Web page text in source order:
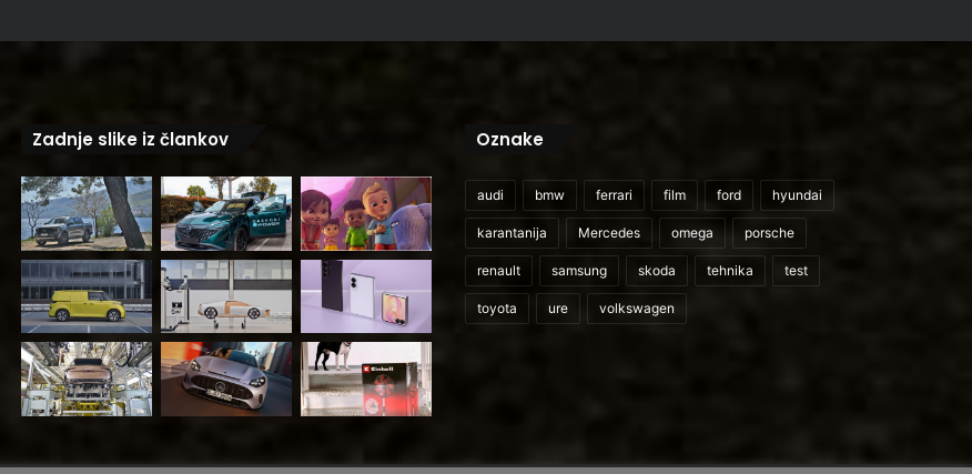
Zadnje slike iz člankov Oznake
audi bmw ferrari film ford hyundai
karantanija Mercedes omega porsche
renault samsung skoda tehnika test
toyota ure volkswagen